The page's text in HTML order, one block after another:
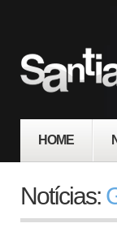
HOME
Notícias: